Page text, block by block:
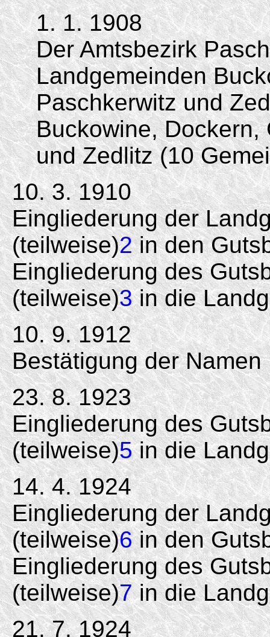
1. 1. 1908
Der Amtsbezirk
Landgemeinden
Paschkerwitz und
Buckowine, Dockern,
und Zedlitz (10
10. 3. 1910
Eingliederung der
(teilweise)2in den
Eingliederung des
(teilweise)3in die
10. 9. 1912
Bestätigung der Namen
23. 8. 1923
Eingliederung des
(teilweise)5in die
14. 4. 1924
Eingliederung der
(teilweise)6in den
Eingliederung des
(teilweise)7in die
21. 7. 1924